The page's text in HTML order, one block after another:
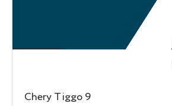
Chery Tiggo 9